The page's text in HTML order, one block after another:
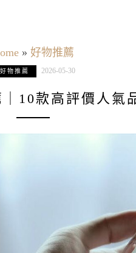
» 好物推薦
好物推薦 2026-05-30
｜10款高評價人氣